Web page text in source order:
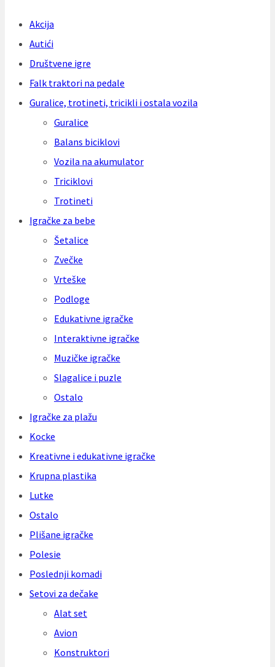
Akcija
Autići
Društvene igre
Falk traktori na pedale
Guralice, trotineti, tricikli i ostala vozila
Guralice
Balans biciklovi
Vozila na akumulator
Triciklovi
Trotineti
Igračke za bebe
Šetalice
Zvečke
Vrteške
Podloge
Edukativne igračke
Interaktivne igračke
Muzičke igračke
Slagalice i puzle
Ostalo
Igračke za plažu
Kocke
Kreativne i edukativne igračke
Krupna plastika
Lutke
Ostalo
Plišane igračke
Polesie
Poslednji komadi
Setovi za dečake
Alat set
Avion
Konstruktori